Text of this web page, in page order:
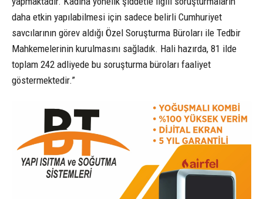
daha etkin yapılabilmesi için sadece belirli Cumhuriyet
savcılarının görev aldığı Özel Soruşturma Büroları ile Tedbir
Mahkemelerinin kurulmasını sağladık. Hali hazırda, 81 ilde
toplam 242 adliyede bu soruşturma büroları faaliyet
göstermektedir.”